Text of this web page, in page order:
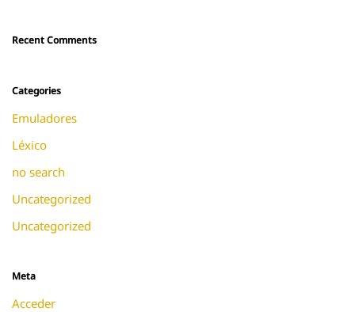
Recent Comments
Categories
Emuladores
Léxico
no search
Uncategorized
Uncategorized
Meta
Acceder